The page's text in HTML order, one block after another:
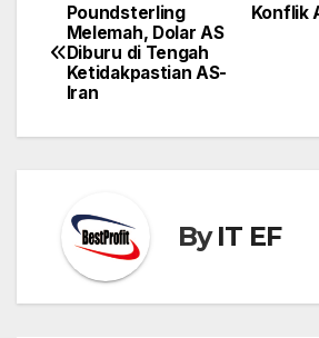
Post
navigation
Konflik
Poundsterling
Melemah, Dolar AS
Diburu di Tengah
Ketidakpastian AS-
Iran
ByIT EF